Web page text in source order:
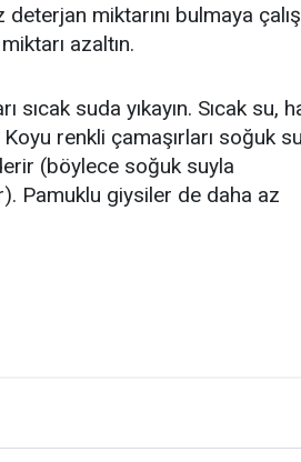
miktarını bulmaya
azaltın.
sıcak suda yıkayın. Sıcak su,
renkli çamaşırları soğuk
(böylece soğuk suyla
Pamuklu giysiler de daha az